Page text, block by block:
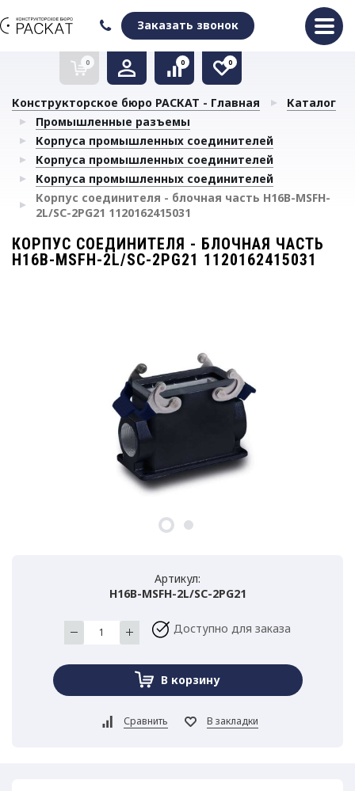
Заказать звонок
0
Очистить список сравнения
0
Очистить избранное
0
Конструкторское бюро РАСКАТ - Главная
Каталог
Промышленные разъемы
Корпуса промышленных соединителей
Корпуса промышленных соединителей
Корпуса промышленных соединителей
Корпус соединителя - блочная часть H16B-MSFH-
2L/SC-2PG21 1120162415031
КОРПУС СОЕДИНИТЕЛЯ - БЛОЧНАЯ ЧАСТЬ
H16B-MSFH-2L/SC-2PG21 1120162415031
Артикул:
H16B-MSFH-2L/SC-2PG21
Доступно для заказа